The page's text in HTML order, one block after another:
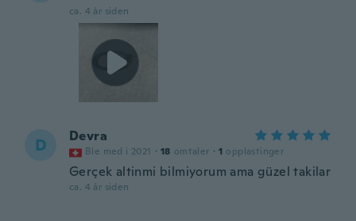
ca. 4 år siden
D Devra
Ble med i 2021 · 18 omtaler · 1 opplastinger
Gerçek altinmi bilmiyorum ama güzel takilar
ca. 4 år siden